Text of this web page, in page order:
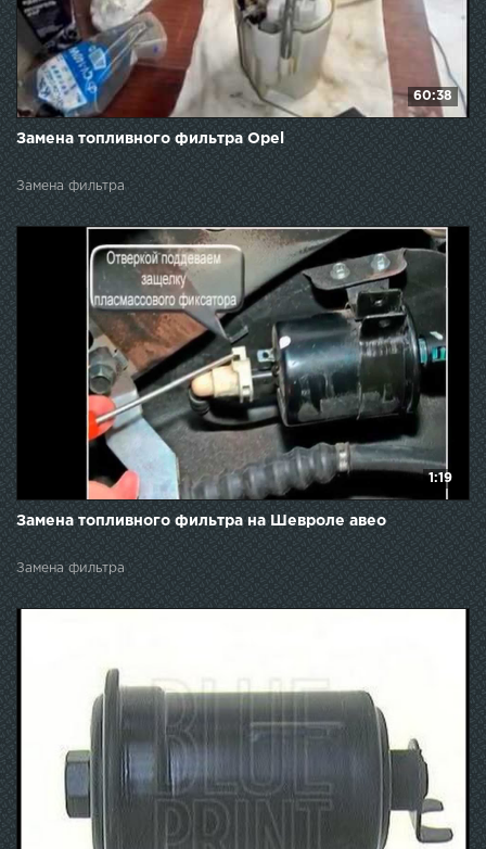
60:38
Замена топливного фильтра Opel
Замена фильтра
1:19
Замена топливного фильтра на Шевроле авео
Замена фильтра